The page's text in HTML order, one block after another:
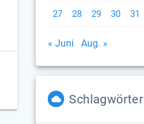
27 28 29 30 31
« Juni Aug. »
Schlagwörter